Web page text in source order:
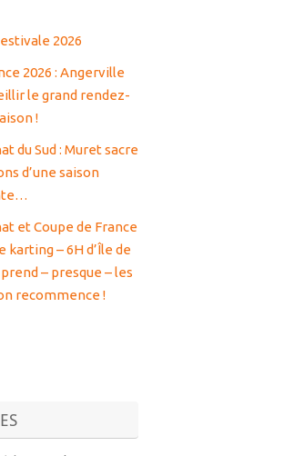
2026
2026 : Angerville
le grand rendez-
!
du Sud : Muret sacre
d’une saison
et Coupe de France
karting – 6H d’Île de
– presque – les
recommence !